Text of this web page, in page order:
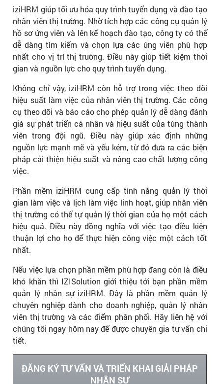
iziHRM giúp tối ưu hóa quy trình tuyển dụng và đào tạo
nhân viên thị trường. Nhờ tích hợp các công cụ quản lý
hồ sơ ứng viên và lên kế hoạch đào tạo, công ty có thể
dễ dàng tìm kiếm và chọn lựa các ứng viên phù hợp
nhất cho vị trí thị trường. Điều này giúp tiết kiệm thời
gian và nguồn lực cho quy trình tuyển dụng.
Không chỉ vậy, iziHRM còn hỗ trợ trong việc theo dõi
hiệu suất làm việc của nhân viên thị trường. Các công
cụ theo dõi và báo cáo cho phép quản lý dễ dàng đánh
giá sự phát triển cá nhân và hiệu suất của từng thành
viên trong đội ngũ. Điều này giúp xác định những
nguồn lực mạnh mẽ và yếu kém, từ đó đưa ra các biện
pháp cải thiện hiệu suất và nâng cao chất lượng công
việc.
Phần mềm iziHRM cung cấp tính năng quản lý thời
gian làm việc và lịch làm việc linh hoạt, giúp nhân viên
thị trường có thể tự quản lý thời gian của họ một cách
hiệu quả. Điều này đồng nghĩa với việc tạo điều kiện
thuận lợi cho họ để thực hiện công việc một cách tốt
nhất.
Nếu việc lựa chọn phần mềm phù hợp đang còn là điều
khó khăn thì IZISolution giới thiệu tới bạn phần mềm
quản lý nhân sự iziHRM. Đây là phần mềm quản lý
chuyên nghiệp dành cho doanh nghiệp, quản lý nhân
viên thị trường và các điểm phân phối. Hãy liên hệ với
chúng tôi ngay hôm nay để được chuyên gia tư vấn chi
tiết.
ĐĂNG KÝ TƯ VẤN VÀ TRIỂN KHAI GIẢI PHÁP
NHÂN SỰ